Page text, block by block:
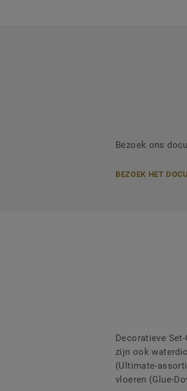
Bezoek ons
BEZOEK HET
Decoratieve
zijn ook
(Ultimate-
vloeren (Glue-